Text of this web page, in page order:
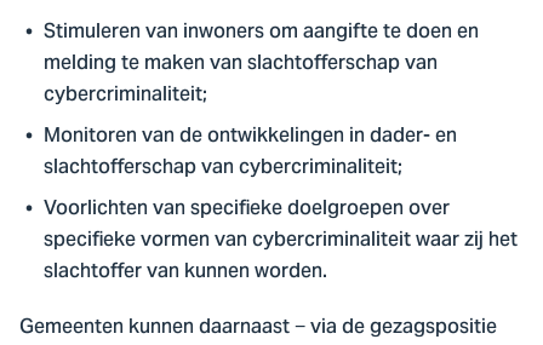
Stimuleren van inwoners om aangifte te doen en
melding te maken van slachtofferschap van
cybercriminaliteit;
Monitoren van de ontwikkelingen in dader- en
slachtofferschap van cybercriminaliteit;
Voorlichten van specifieke doelgroepen over
specifieke vormen van cybercriminaliteit waar zij het
slachtoffer van kunnen worden.
Gemeenten kunnen daarnaast − via de gezagspositie